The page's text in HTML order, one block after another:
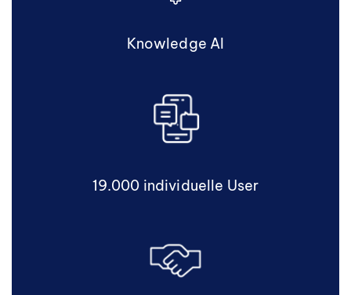
Knowledge AI
19.000 individuelle User